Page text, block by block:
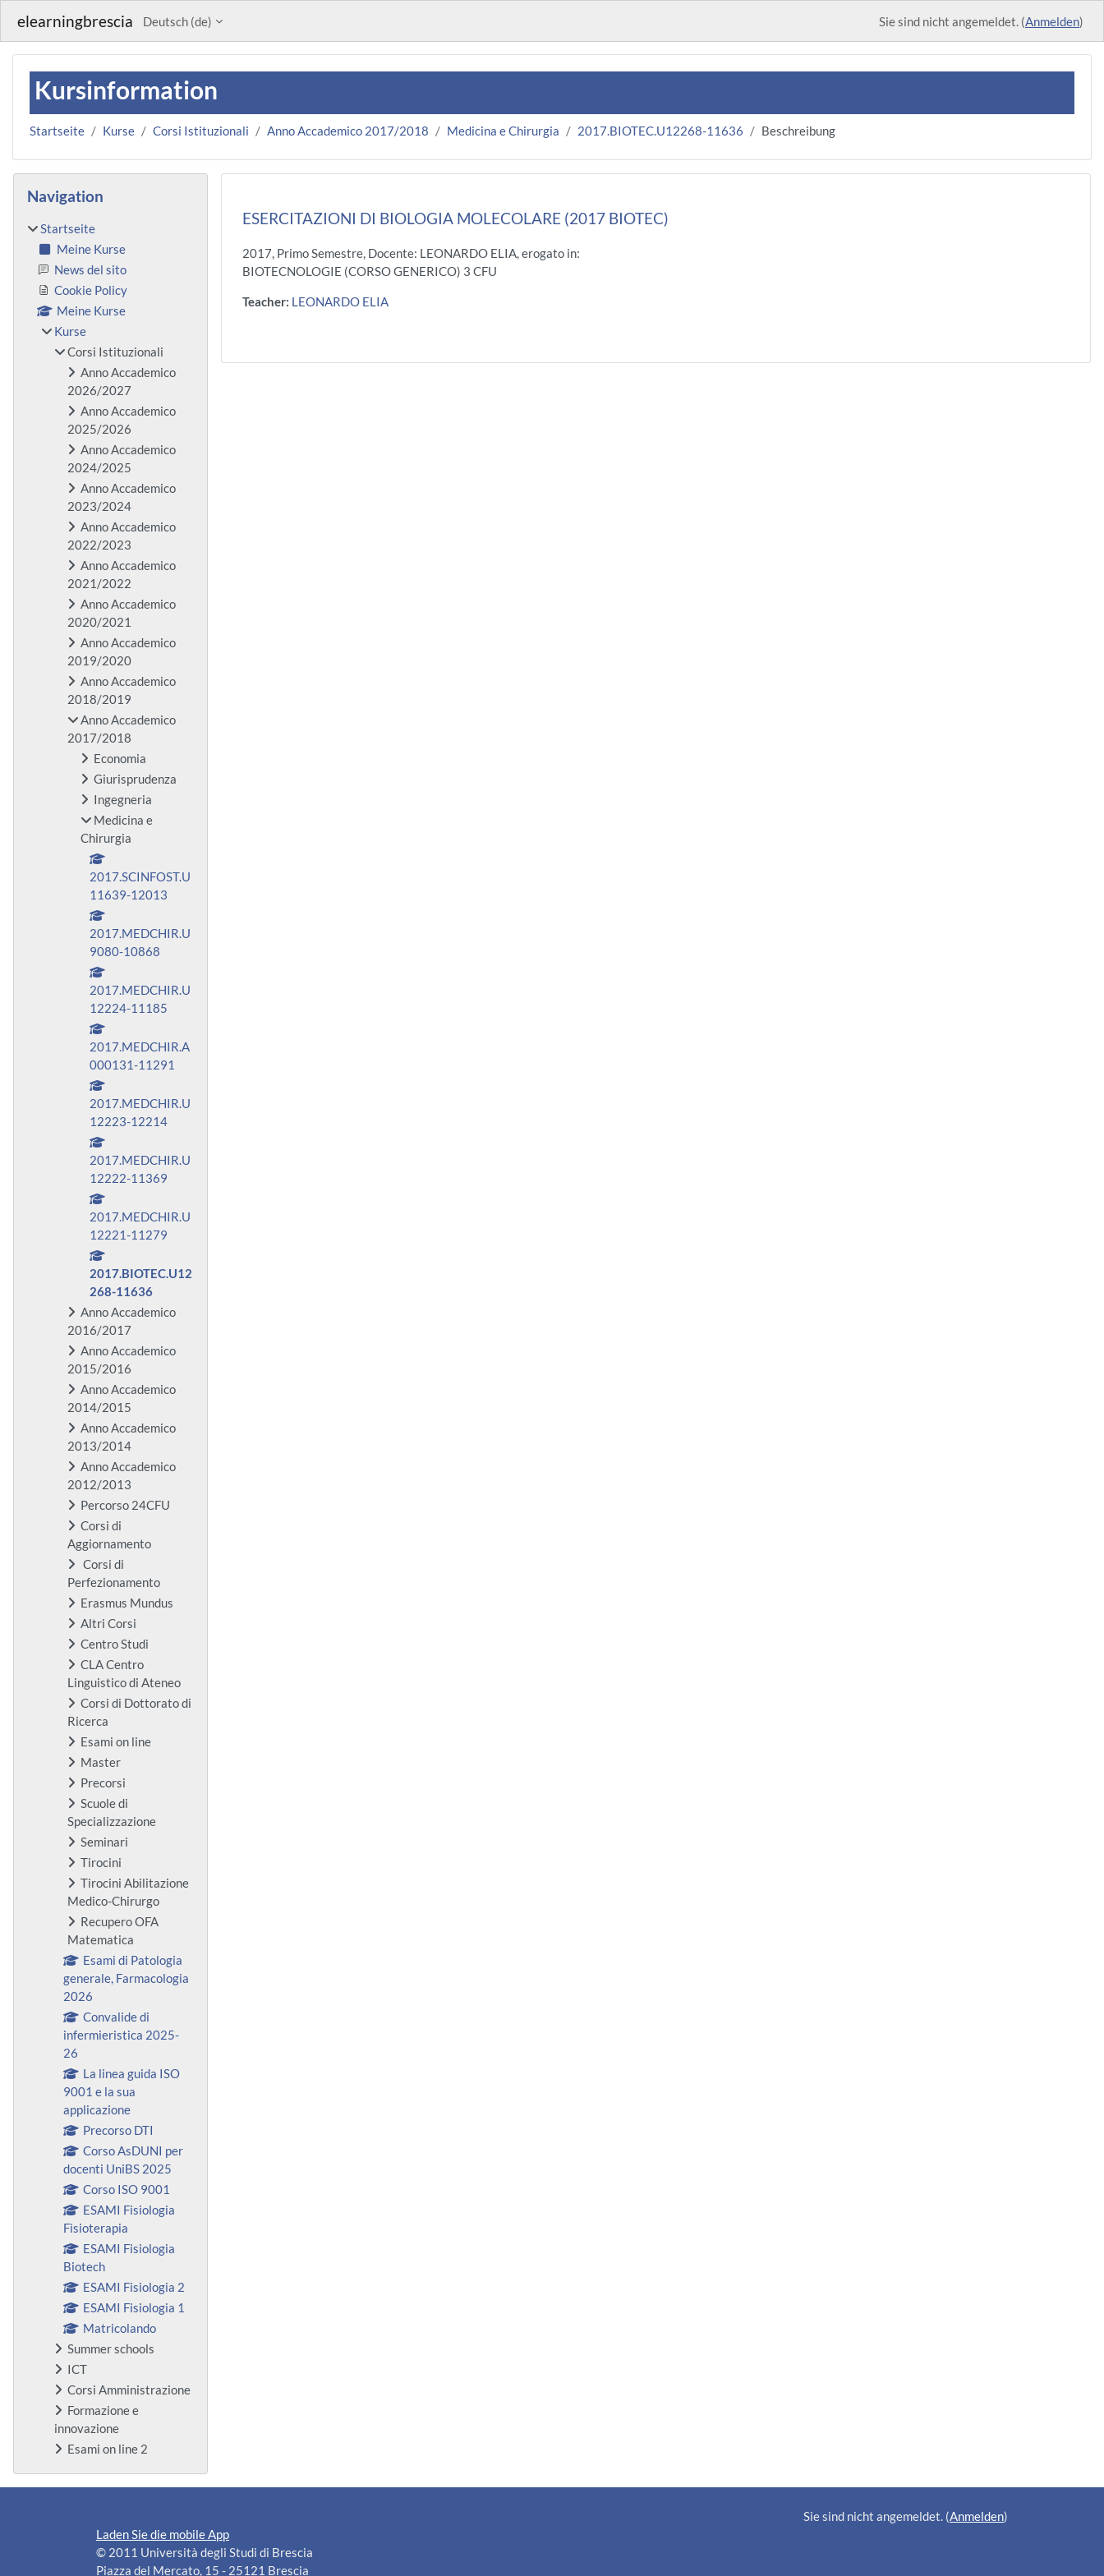
elearningbrescia Deutsch ‎(de)‎ Sie sind nicht angemeldet. (Anmelden)
Kursinformation
Startseite Kurse Corsi Istituzionali Anno Accademico 2017/2018 Medicina e Chirurgia 2017.BIOTEC.U12268-11636 Beschreibung
ESERCITAZIONI DI BIOLOGIA MOLECOLARE (2017 BIOTEC)
2017, Primo Semestre, Docente: LEONARDO ELIA, erogato in:
BIOTECNOLOGIE (CORSO GENERICO) 3 CFU
Teacher: LEONARDO ELIA
Blöcke
Navigation
Startseite
Meine Kurse
News del sito
Cookie Policy
Meine Kurse
Kurse
Corsi Istituzionali
Anno Accademico
2026/2027
Anno Accademico
2025/2026
Anno Accademico
2024/2025
Anno Accademico
2023/2024
Anno Accademico
2022/2023
Anno Accademico
2021/2022
Anno Accademico
2020/2021
Anno Accademico
2019/2020
Anno Accademico
2018/2019
Anno Accademico
2017/2018
Economia
Giurisprudenza
Ingegneria
Medicina e
Chirurgia
2017.SCINFOST.U
11639-12013
2017.MEDCHIR.U
9080-10868
2017.MEDCHIR.U
12224-11185
2017.MEDCHIR.A
000131-11291
2017.MEDCHIR.U
12223-12214
2017.MEDCHIR.U
12222-11369
2017.MEDCHIR.U
12221-11279
2017.BIOTEC.U12
268-11636
Anno Accademico
2016/2017
Anno Accademico
2015/2016
Anno Accademico
2014/2015
Anno Accademico
2013/2014
Anno Accademico
2012/2013
Percorso 24CFU
Corsi di
Aggiornamento
Corsi di
Perfezionamento
Erasmus Mundus
Altri Corsi
Centro Studi
CLA Centro
Linguistico di Ateneo
Corsi di Dottorato di
Ricerca
Esami on line
Master
Precorsi
Scuole di
Specializzazione
Seminari
Tirocini
Tirocini Abilitazione
Medico-Chirurgo
Recupero OFA
Matematica
Esami di Patologia
generale, Farmacologia
2026
Convalide di
infermieristica 2025-
26
La linea guida ISO
9001 e la sua
applicazione
Precorso DTI
Corso AsDUNI per
docenti UniBS 2025
Corso ISO 9001
ESAMI Fisiologia
Fisioterapia
ESAMI Fisiologia
Biotech
ESAMI Fisiologia 2
ESAMI Fisiologia 1
Matricolando
Summer schools
ICT
Corsi Amministrazione
Formazione e
innovazione
Esami on line 2
Sie sind nicht angemeldet. (Anmelden)
Laden Sie die mobile App
© 2011 Università degli Studi di Brescia
Piazza del Mercato, 15 - 25121 Brescia